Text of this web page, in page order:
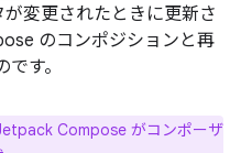
が変更されたときに更新さ
のコンポジションと再
す。
Compose がコンポーザ